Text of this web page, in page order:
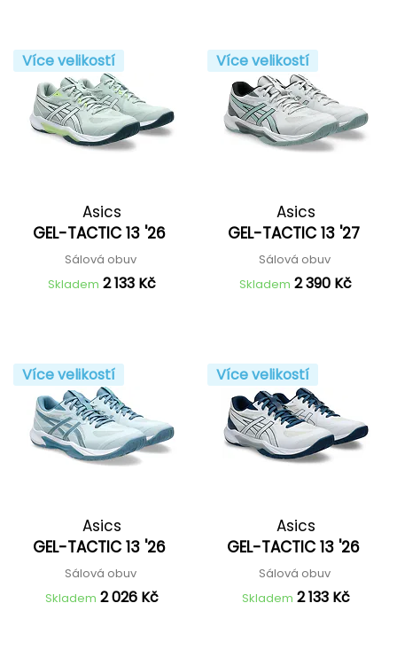
Více velikostí
Asics
GEL-TACTIC 13 '26
Sálová obuv
Skladem 2 133 Kč
Více velikostí
Asics
GEL-TACTIC 13 '27
Sálová obuv
Skladem 2 390 Kč
Více velikostí
Asics
GEL-TACTIC 13 '26
Sálová obuv
Skladem 2 026 Kč
Více velikostí
Asics
GEL-TACTIC 13 '26
Sálová obuv
Skladem 2 133 Kč